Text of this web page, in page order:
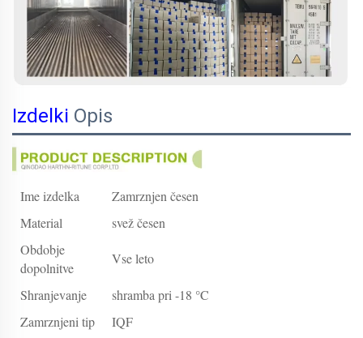
Izdelki Opis
Ime izdelka
Zamrznjen česen
Material
svež česen
Obdobje
dopolnitve
Vse leto
Shranjevanje
shramba pri -18 °C
Zamrznjeni tip
IQF